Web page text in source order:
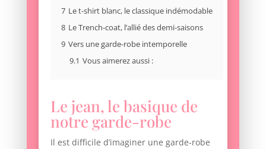
7 Le t-shirt blanc, le classique indémodable
8 Le Trench-coat, l’allié des demi-saisons
9 Vers une garde-robe intemporelle
9.1 Vous aimerez aussi :
Le jean, le basique de
notre garde-robe
Il est difficile d’imaginer une garde-robe